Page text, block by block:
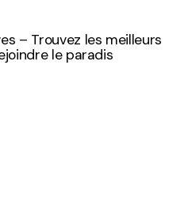
– Trouvez les meilleurs
le paradis